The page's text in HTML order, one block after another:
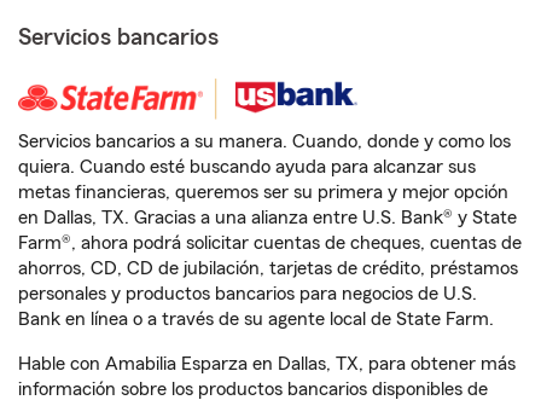
Servicios bancarios
Servicios bancarios a su manera. Cuando, donde y como los
quiera. Cuando esté buscando ayuda para alcanzar sus
metas financieras, queremos ser su primera y mejor opción
en Dallas, TX. Gracias a una alianza entre U.S. Bank® y State
Farm®, ahora podrá solicitar cuentas de cheques, cuentas de
ahorros, CD, CD de jubilación, tarjetas de crédito, préstamos
personales y productos bancarios para negocios de U.S.
Bank en línea o a través de su agente local de State Farm.
Hable con Amabilia Esparza en Dallas, TX, para obtener más
información sobre los productos bancarios disponibles de